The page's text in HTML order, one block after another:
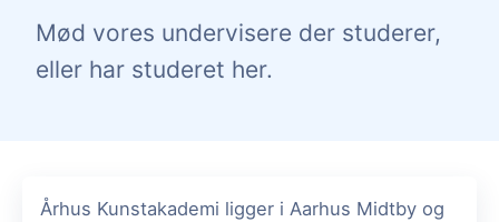
Mød vores undervisere der studerer,
eller har studeret her.
Århus Kunstakademi ligger i Aarhus Midtby og